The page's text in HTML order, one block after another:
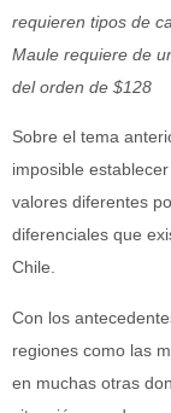
requieren tipos de
Maule requiere de
del orden de $128
Sobre el tema
imposible
valores diferentes
diferenciales que
Chile.
Con los
regiones como las
en muchas otras